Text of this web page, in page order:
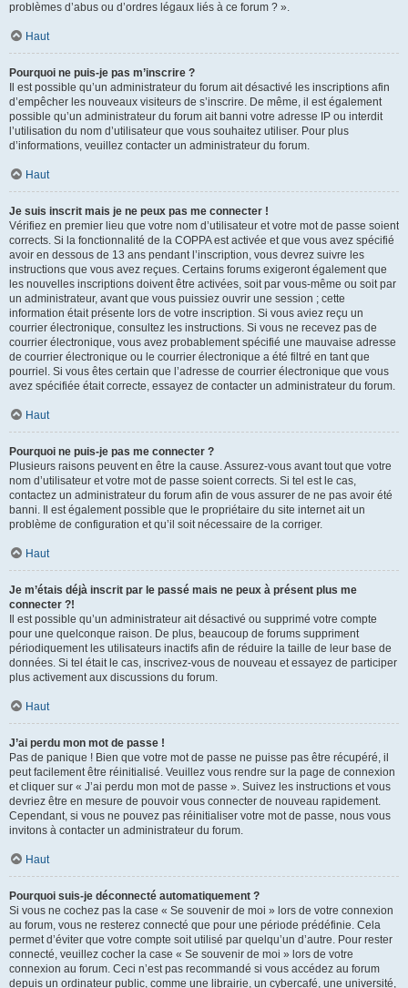
problèmes d’abus ou d’ordres légaux liés à ce forum ? ».
Haut
Pourquoi ne puis-je pas m’inscrire ?
Il est possible qu’un administrateur du forum ait désactivé les inscriptions afin
d’empêcher les nouveaux visiteurs de s’inscrire. De même, il est également
possible qu’un administrateur du forum ait banni votre adresse IP ou interdit
l’utilisation du nom d’utilisateur que vous souhaitez utiliser. Pour plus
d’informations, veuillez contacter un administrateur du forum.
Haut
Je suis inscrit mais je ne peux pas me connecter !
Vérifiez en premier lieu que votre nom d’utilisateur et votre mot de passe soient
corrects. Si la fonctionnalité de la COPPA est activée et que vous avez spécifié
avoir en dessous de 13 ans pendant l’inscription, vous devrez suivre les
instructions que vous avez reçues. Certains forums exigeront également que
les nouvelles inscriptions doivent être activées, soit par vous-même ou soit par
un administrateur, avant que vous puissiez ouvrir une session ; cette
information était présente lors de votre inscription. Si vous aviez reçu un
courrier électronique, consultez les instructions. Si vous ne recevez pas de
courrier électronique, vous avez probablement spécifié une mauvaise adresse
de courrier électronique ou le courrier électronique a été filtré en tant que
pourriel. Si vous êtes certain que l’adresse de courrier électronique que vous
avez spécifiée était correcte, essayez de contacter un administrateur du forum.
Haut
Pourquoi ne puis-je pas me connecter ?
Plusieurs raisons peuvent en être la cause. Assurez-vous avant tout que votre
nom d’utilisateur et votre mot de passe soient corrects. Si tel est le cas,
contactez un administrateur du forum afin de vous assurer de ne pas avoir été
banni. Il est également possible que le propriétaire du site internet ait un
problème de configuration et qu’il soit nécessaire de la corriger.
Haut
Je m’étais déjà inscrit par le passé mais ne peux à présent plus me
connecter ?!
Il est possible qu’un administrateur ait désactivé ou supprimé votre compte
pour une quelconque raison. De plus, beaucoup de forums suppriment
périodiquement les utilisateurs inactifs afin de réduire la taille de leur base de
données. Si tel était le cas, inscrivez-vous de nouveau et essayez de participer
plus activement aux discussions du forum.
Haut
J’ai perdu mon mot de passe !
Pas de panique ! Bien que votre mot de passe ne puisse pas être récupéré, il
peut facilement être réinitialisé. Veuillez vous rendre sur la page de connexion
et cliquer sur « J’ai perdu mon mot de passe ». Suivez les instructions et vous
devriez être en mesure de pouvoir vous connecter de nouveau rapidement.
Cependant, si vous ne pouvez pas réinitialiser votre mot de passe, nous vous
invitons à contacter un administrateur du forum.
Haut
Pourquoi suis-je déconnecté automatiquement ?
Si vous ne cochez pas la case « Se souvenir de moi » lors de votre connexion
au forum, vous ne resterez connecté que pour une période prédéfinie. Cela
permet d’éviter que votre compte soit utilisé par quelqu’un d’autre. Pour rester
connecté, veuillez cocher la case « Se souvenir de moi » lors de votre
connexion au forum. Ceci n’est pas recommandé si vous accédez au forum
depuis un ordinateur public, comme une librairie, un cybercafé, une université,